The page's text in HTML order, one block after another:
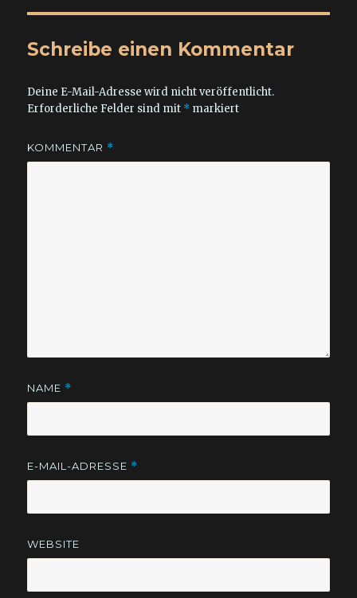
Schreibe einen Kommentar
Deine E-Mail-Adresse wird nicht veröffentlicht.
Erforderliche Felder sind mit * markiert
KOMMENTAR *
NAME *
E-MAIL-ADRESSE *
WEBSITE